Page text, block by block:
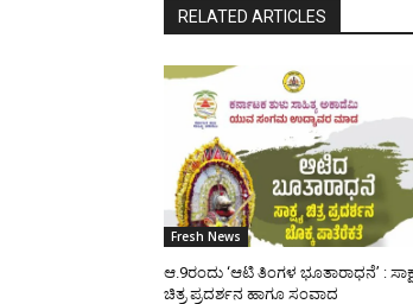
RELATED ARTICLES
Fresh News
ಆ.9ರಂದು ‘ಆಟಿ ತಿಂಗಳ ಭೂತಾರಾಧನೆ’ :
ಚಿತ್ರ ಪ್ರದರ್ಶನ ಹಾಗೂ ಸಂವಾದ